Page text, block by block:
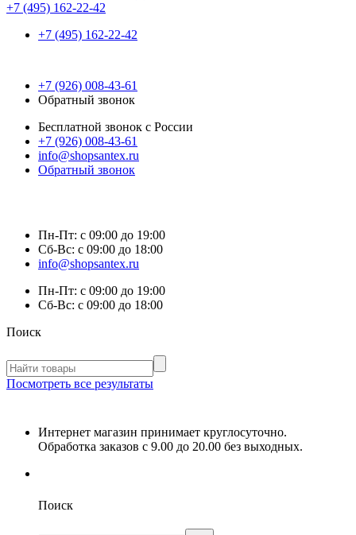
+7 (495) 162-22-42
+7 (495) 162-22-42
+7 (926) 008-43-61
Обратный звонок
Бесплатной звонок с России
+7 (926) 008-43-61
info@shopsantex.ru
Обратный звонок
Пн-Пт: с 09:00 до 19:00
Сб-Вс: с 09:00 до 18:00
info@shopsantex.ru
Пн-Пт: с 09:00 до 19:00
Сб-Вс: с 09:00 до 18:00
Поиск
Посмотреть все результаты
Интернет магазин принимает круглосуточно.
Обработка заказов с 9.00 до 20.00 без выходных.
Поиск